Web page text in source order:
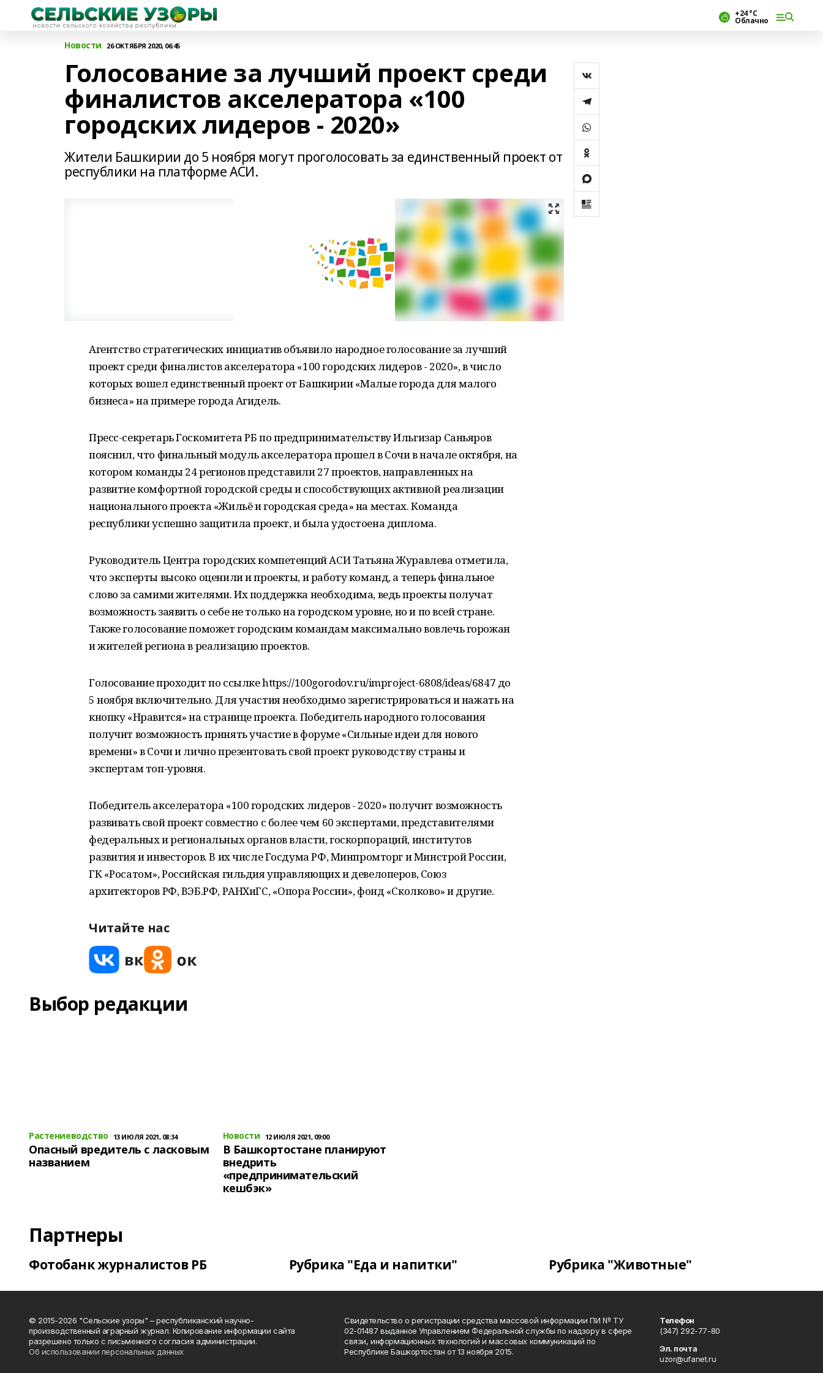
+24 °С
Облачно
Новости 26 ОКТЯБРЯ 2020, 06:45
Голосование за лучший проект среди
финалистов акселератора «100
городских лидеров - 2020»
Жители Башкирии до 5 ноября могут проголосовать за единственный проект от
республики на платформе АСИ.
Агентство стратегических инициатив объявило народное голосование за лучший
проект среди финалистов акселератора «100 городских лидеров - 2020», в число
которых вошел единственный проект от Башкирии «Малые города для малого
бизнеса» на примере города Агидель.
Пресс-секретарь Госкомитета РБ по предпринимательству Ильгизар Саньяров
пояснил, что финальный модуль акселератора прошел в Сочи в начале октября, на
котором команды 24 регионов представили 27 проектов, направленных на
развитие комфортной городской среды и способствующих активной реализации
национального проекта «Жильё и городская среда» на местах. Команда
республики успешно защитила проект, и была удостоена диплома.
Руководитель Центра городских компетенций АСИ Татьяна Журавлева отметила,
что эксперты высоко оценили и проекты, и работу команд, а теперь финальное
слово за самими жителями. Их поддержка необходима, ведь проекты получат
возможность заявить о себе не только на городском уровне, но и по всей стране.
Также голосование поможет городским командам максимально вовлечь горожан
и жителей региона в реализацию проектов.
Голосование проходит по ссылке https://100gorodov.ru/improject-6808/ideas/6847 до
5 ноября включительно. Для участия необходимо зарегистрироваться и нажать на
кнопку «Нравится» на странице проекта. Победитель народного голосования
получит возможность принять участие в форуме «Сильные идеи для нового
времени» в Сочи и лично презентовать свой проект руководству страны и
экспертам топ-уровня.
Победитель акселератора «100 городских лидеров - 2020» получит возможность
развивать свой проект совместно с более чем 60 экспертами, представителями
федеральных и региональных органов власти, госкорпораций, институтов
развития и инвесторов. В их числе Госдума РФ, Минпромторг и Минстрой России,
ГК «Росатом», Российская гильдия управляющих и девелоперов, Союз
архитекторов РФ, ВЭБ.РФ, РАНХиГС, «Опора России», фонд «Сколково» и другие.
Читайте нас
Выбор редакции
Растениеводство 13 ИЮЛЯ 2021, 08:34
Опасный вредитель с ласковым
названием
Новости 12 ИЮЛЯ 2021, 09:00
В Башкортостане планируют
внедрить
«предпринимательский
кешбэк»
Партнеры
Фотобанк журналистов РБ Рубрика "Еда и напитки" Рубрика "Животные"
© 2015-2026 "Сельские узоры" – республиканский научно-
производственный аграрный журнал. Копирование информации сайта
разрешено только с письменного согласия администрации.
Об использовании персональных данных
Свидетельство о регистрации средства массовой информации ПИ № ТУ
02-01487 выданное Управлением Федеральной службы по надзору в сфере
связи, информационных технологий и массовых коммуникаций по
Республике Башкортостан от 13 ноября 2015.
Телефон
(347) 292-77-80
Эл. почта
uzor@ufanet.ru